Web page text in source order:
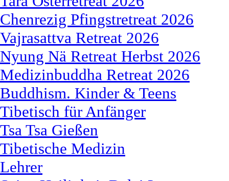
Chenrezig Pfingstretreat 2026
Vajrasattva Retreat 2026
Nyung Nä Retreat Herbst 2026
Medizinbuddha Retreat 2026
Buddhism. Kinder & Teens
Tibetisch für Anfänger
Tsa Tsa Gießen
Tibetische Medizin
Lehrer